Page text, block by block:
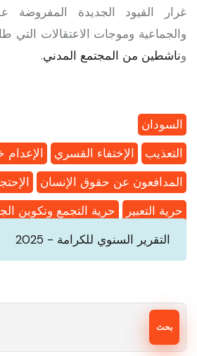
غرار القيود الجديدة المفروضة
والجماعية وموجات الاعتقالات
وناشطين من المجتمع المدني.
السودان
الإعدام
الإختفاء القسري
التعذيب
المدافعون عن حقوق الإنسان
حرية التجمع وتكوين
حرية التعبير
التقرير السنوي للكرامة - 2025